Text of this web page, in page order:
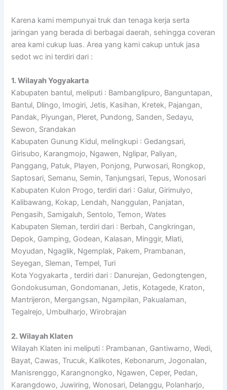
Karena kami mempunyai truk dan tenaga kerja serta
jaringan yang berada di berbagai daerah, sehingga coveran
area kami cukup luas. Area yang kami cakup untuk jasa
sedot wc ini terdiri dari :
1. Wilayah Yogyakarta
Kabupaten bantul, meliputi : Bambanglipuro, Banguntapan,
Bantul, Dlingo, Imogiri, Jetis, Kasihan, Kretek, Pajangan,
Pandak, Piyungan, Pleret, Pundong, Sanden, Sedayu,
Sewon, Srandakan
Kabupaten Gunung Kidul, melingkupi : Gedangsari,
Girisubo, Karangmojo, Ngawen, Nglipar, Paliyan,
Panggang, Patuk, Playen, Ponjong, Purwosari, Rongkop,
Saptosari, Semanu, Semin, Tanjungsari, Tepus, Wonosari
Kabupaten Kulon Progo, terdiri dari : Galur, Girimulyo,
Kalibawang, Kokap, Lendah, Nanggulan, Panjatan,
Pengasih, Samigaluh, Sentolo, Temon, Wates
Kabupaten Sleman, terdiri dari : Berbah, Cangkringan,
Depok, Gamping, Godean, Kalasan, Minggir, Mlati,
Moyudan, Ngaglik, Ngemplak, Pakem, Prambanan,
Seyegan, Sleman, Tempel, Turi
Kota Yogyakarta , terdiri dari : Danurejan, Gedongtengen,
Gondokusuman, Gondomanan, Jetis, Kotagede, Kraton,
Mantrijeron, Mergangsan, Ngampilan, Pakualaman,
Tegalrejo, Umbulharjo, Wirobrajan
2. Wilayah Klaten
Wilayah Klaten ini meliputi : Prambanan, Gantiwarno, Wedi,
Bayat, Cawas, Trucuk, Kalikotes, Kebonarum, Jogonalan,
Manisrenggo, Karangnongko, Ngawen, Ceper, Pedan,
Karangdowo, Juwiring, Wonosari, Delanggu, Polanharjo,